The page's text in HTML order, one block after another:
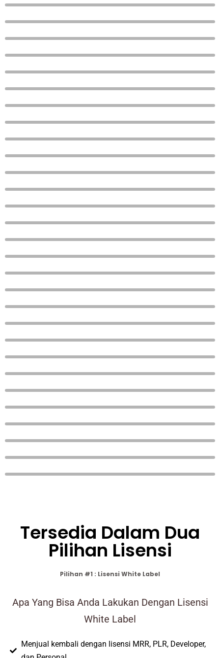
Tersedia Dalam Dua
Pilihan Lisensi
Pilihan #1 : Lisensi White Label
Apa Yang Bisa Anda Lakukan Dengan Lisensi
White Label
Menjual kembali dengan lisensi MRR, PLR, Developer,